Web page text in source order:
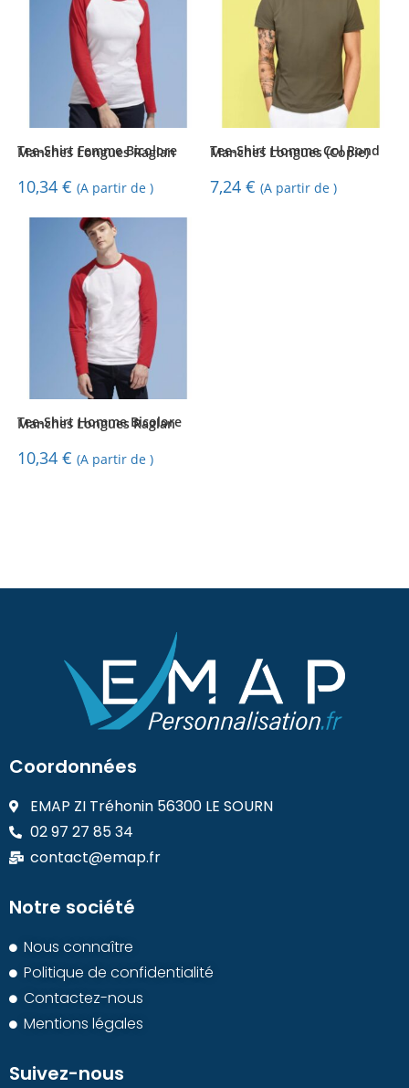
Tee-Shirt Femme Bicolore Manches Longues Raglan
10,34 € (A partir de )
Tee-Shirt Homme Col Rond Manches Longues (Copie)
7,24€ (A partir de )
Tee-Shirt Homme Bicolore Manches Longues Raglan
10,34 € (A partir de )
Coordonnées
EMAP ZI Tréhonin 56300 LE SOURN
02 97 27 85 34
contact@emap.fr
Notre société
Nous connaître
Politique de confidentialité
Contactez-nous
Mentions légales
Suivez-nous